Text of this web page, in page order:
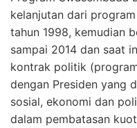
kelanjutan dari
tahun 1998, kemudian
sampai 2014 dan saat
kontrak politik
dengan Presiden yang
sosial, ekonomi dan
dalam pembatasan